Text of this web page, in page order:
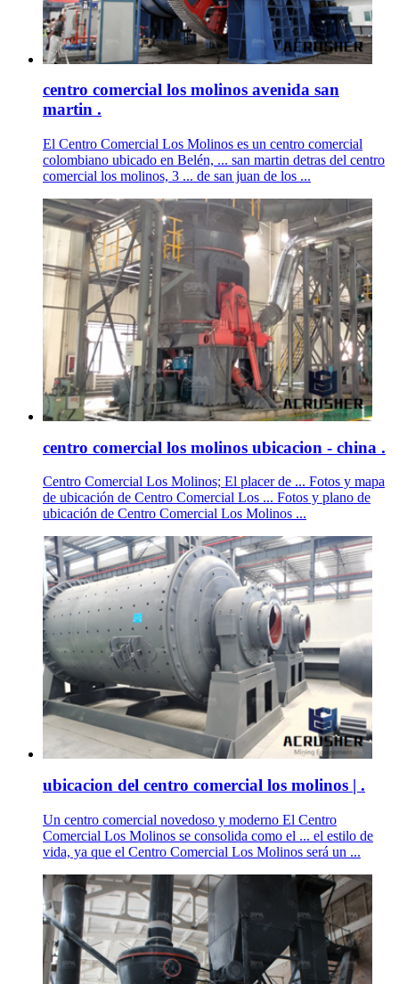
centro comercial los molinos avenida san
martin .
El Centro Comercial Los Molinos es un centro comercial
colombiano ubicado en Belén, ... san martin detras del centro
comercial los molinos, 3 ... de san juan de los ...
centro comercial los molinos ubicacion - china .
Centro Comercial Los Molinos; El placer de ... Fotos y mapa
de ubicación de Centro Comercial Los ... Fotos y plano de
ubicación de Centro Comercial Los Molinos ...
ubicacion del centro comercial los molinos | .
Un centro comercial novedoso y moderno El Centro
Comercial Los Molinos se consolida como el ... el estilo de
vida, ya que el Centro Comercial Los Molinos será un ...